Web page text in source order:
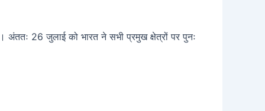
26 जुलाई को भारत ने सभी प्रमुख क्षेत्रों पर पुनः